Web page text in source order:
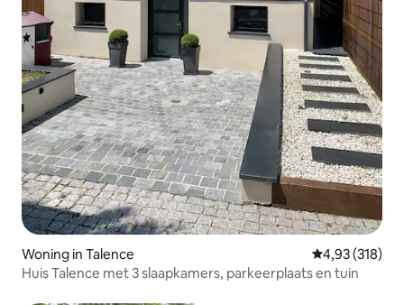
Woning in Talence Gemiddelde
4,93 (318)
Huis Talence met 3 slaapkamers, parkeerplaats en tuin